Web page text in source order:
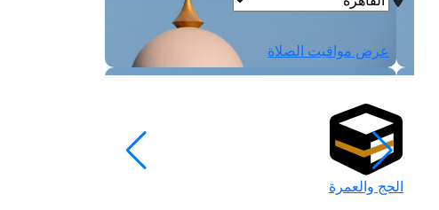
عرض مواقيت الصلاة
الحج والعمرة